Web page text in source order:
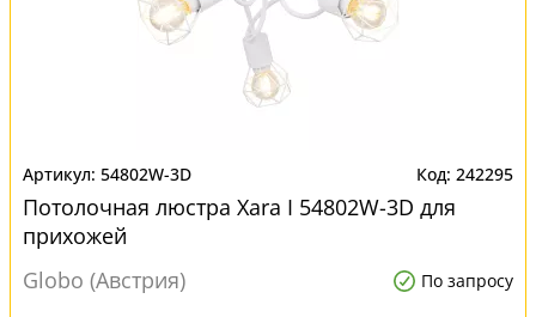
54802W-3D 242295
Потолочная люстра Xara I 54802W-3D для
прихожей
Globo (Австрия)
По запросу